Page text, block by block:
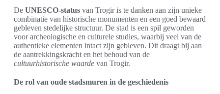
De UNESCO-status van Trogir is te danken aan zijn unieke
combinatie van historische monumenten en een goed bewaard
gebleven stedelijke structuur. De stad is een spil geworden
voor archeologische en culturele studies, waarbij veel van de
authentieke elementen intact zijn gebleven. Dit draagt bij aan
de aantrekkingskracht en het behoud van de
cultuurhistorische waarde van Trogir.
De rol van oude stadsmuren in de geschiedenis